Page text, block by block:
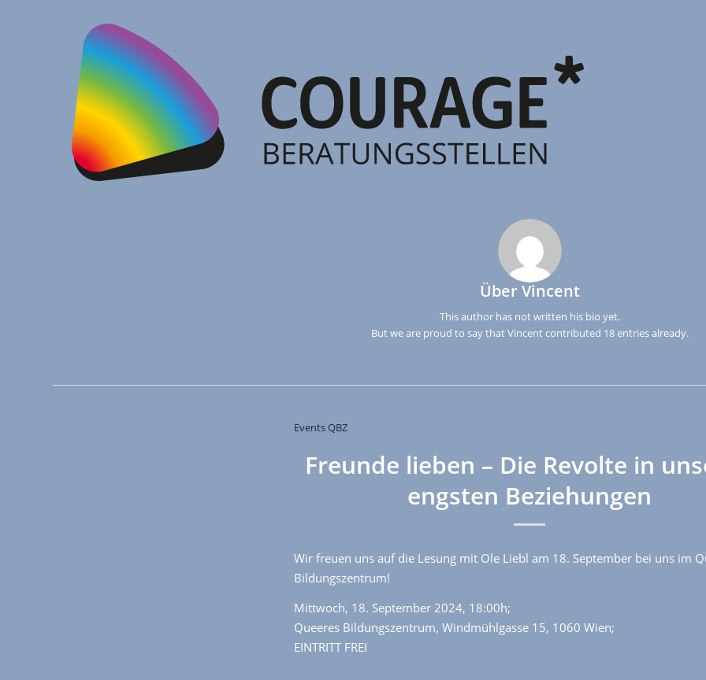
Über Vincent
This author has not written his bio yet.
But we are proud to say thatVincentcontributed 18 entries already.
Events QBZ
Freunde lieben – Die Revolte in
engsten Beziehungen
Wir freuen uns auf die Lesung mit Ole Liebl am 18. September bei uns im
Bildungszentrum!
Mittwoch, 18. September 2024, 18:00h;
Queeres Bildungszentrum, Windmühlgasse 15, 1060 Wien;
EINTRITT FREI